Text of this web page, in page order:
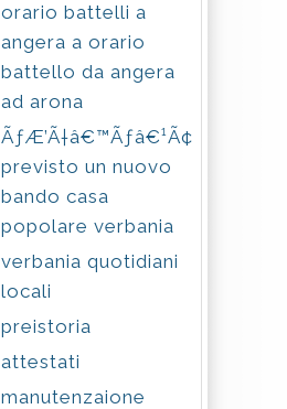
orario battelli a
angera a orario
battello da angera
ad arona
ÃƒÆ’Ã†â€™Ãƒâ€¹Ã¢â‚¬
previsto un nuovo
bando casa
popolare verbania
verbania quotidiani
locali
preistoria
attestati
manutenzaione